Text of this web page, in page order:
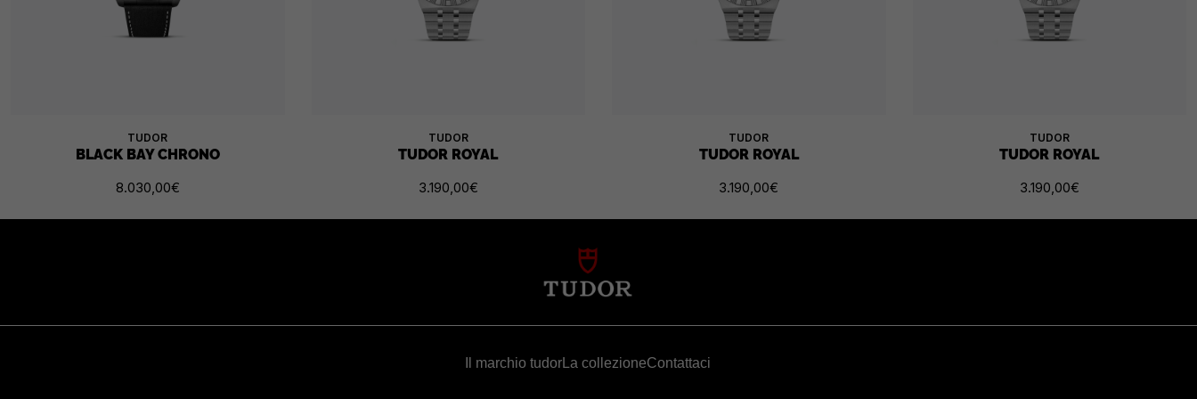
TUDOR
BLACK BAY CHRONO
8.030,00€
TUDOR
TUDOR ROYAL
3.190,00€
TUDOR
TUDOR ROYAL
3.190,00€
TUDOR
TUDOR ROYAL
3.190,00€
Il marchio tudorLa collezioneContattaci